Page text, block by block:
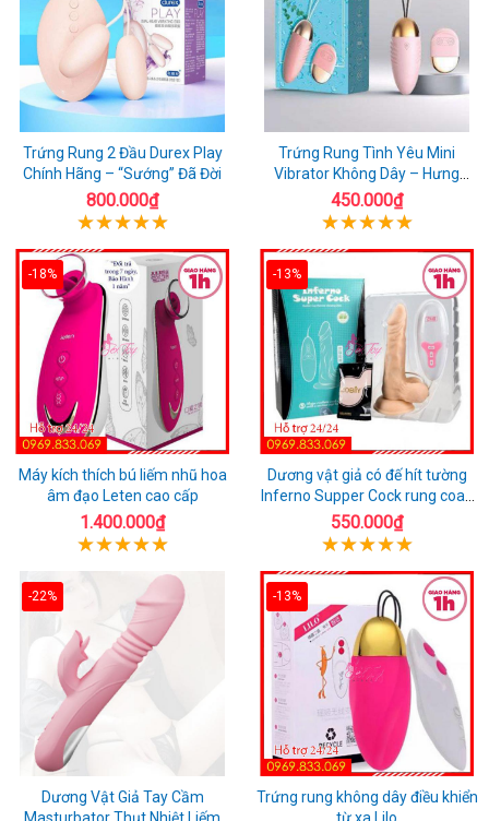
Trứng Rung 2 Đầu Durex Play
Chính Hãng – “Sướng” Đã Đời
800.000₫
Trứng Rung Tình Yêu Mini
Vibrator Không Dây – Hưng
Phấn Mọi Nơi
450.000₫
-18%
Máy kích thích bú liếm nhũ hoa
âm đạo Leten cao cấp
1.400.000₫
-13%
Dương vật giả có đế hít tường
Inferno Supper Cock rung coay
7 chế độ
550.000₫
-22%
Dương Vật Giả Tay Cầm
Masturbator Thụt Nhiệt Liếm
-13%
Trứng rung không dây điều khiển
từ xa Lilo